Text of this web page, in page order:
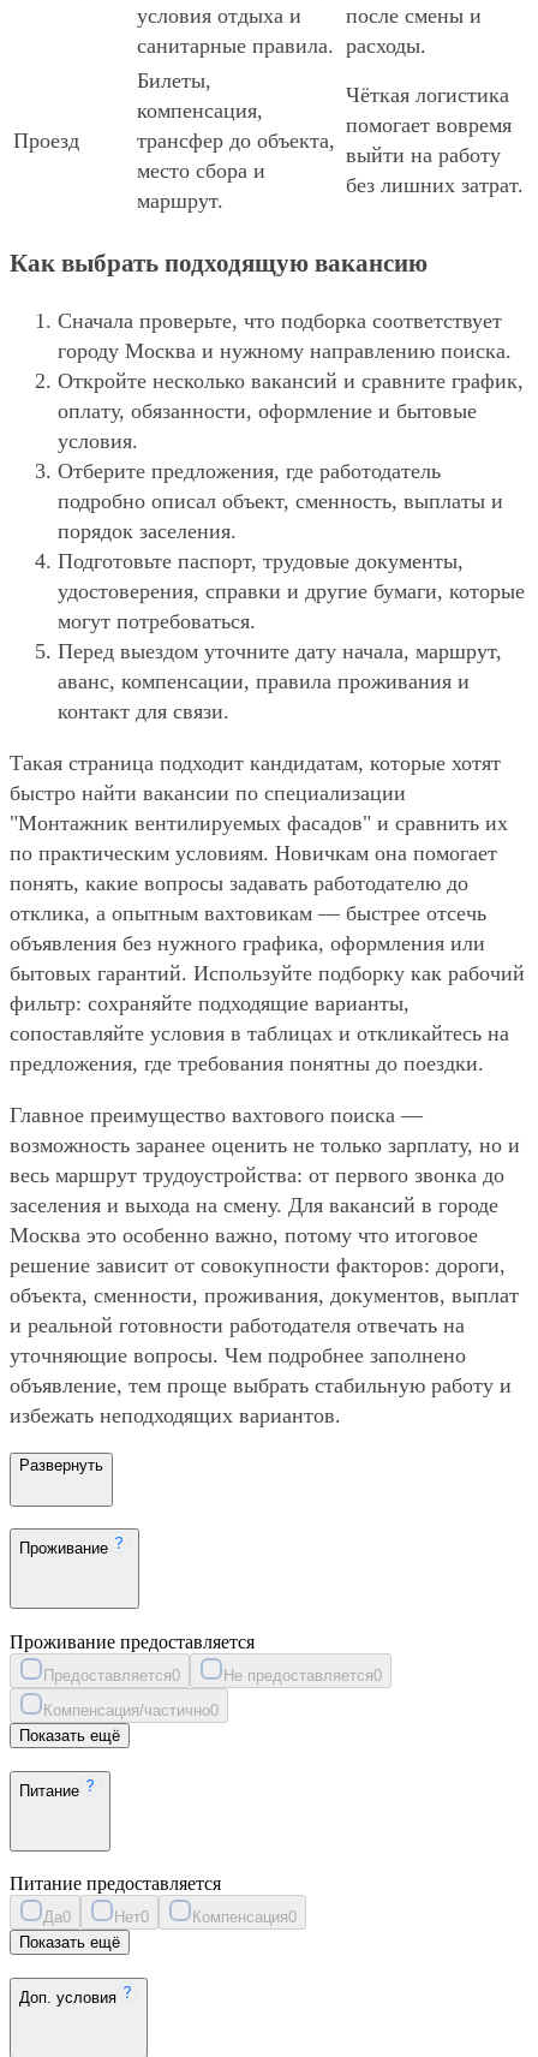
условия отдыха и
санитарные правила.
после смены и
расходы.
Проезд
Билеты,
компенсация,
трансфер до объекта,
место сбора и
маршрут.
Чёткая логистика
помогает вовремя
выйти на работу
без лишних затрат.
Как выбрать подходящую вакансию
Сначала проверьте, что подборка соответствует
городу Москва и нужному направлению поиска.
Откройте несколько вакансий и сравните график,
оплату, обязанности, оформление и бытовые
условия.
Отберите предложения, где работодатель
подробно описал объект, сменность, выплаты и
порядок заселения.
Подготовьте паспорт, трудовые документы,
удостоверения, справки и другие бумаги, которые
могут потребоваться.
Перед выездом уточните дату начала, маршрут,
аванс, компенсации, правила проживания и
контакт для связи.
Такая страница подходит кандидатам, которые хотят
быстро найти вакансии по специализации
"Монтажник вентилируемых фасадов" и сравнить их
по практическим условиям. Новичкам она помогает
понять, какие вопросы задавать работодателю до
отклика, а опытным вахтовикам — быстрее отсечь
объявления без нужного графика, оформления или
бытовых гарантий. Используйте подборку как рабочий
фильтр: сохраняйте подходящие варианты,
сопоставляйте условия в таблицах и откликайтесь на
предложения, где требования понятны до поездки.
Главное преимущество вахтового поиска —
возможность заранее оценить не только зарплату, но и
весь маршрут трудоустройства: от первого звонка до
заселения и выхода на смену. Для вакансий в городе
Москва это особенно важно, потому что итоговое
решение зависит от совокупности факторов: дороги,
объекта, сменности, проживания, документов, выплат
и реальной готовности работодателя отвечать на
уточняющие вопросы. Чем подробнее заполнено
объявление, тем проще выбрать стабильную работу и
избежать неподходящих вариантов.
Развернуть
Проживание
Проживание предоставляется
Предоставляется0 Не предоставляется0
Компенсация/частично0
Показать ещё
Питание
Питание предоставляется
Да0 Нет0 Компенсация0
Показать ещё
Доп. условия